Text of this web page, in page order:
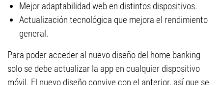
Mejor adaptabilidad web en distintos dispositivos.
Actualización tecnológica que mejora el rendimiento
general.
Para poder acceder al nuevo diseño del home banking
solo se debe actualizar la app en cualquier dispositivo
móvil. El nuevo diseño convive con el anterior, así que se